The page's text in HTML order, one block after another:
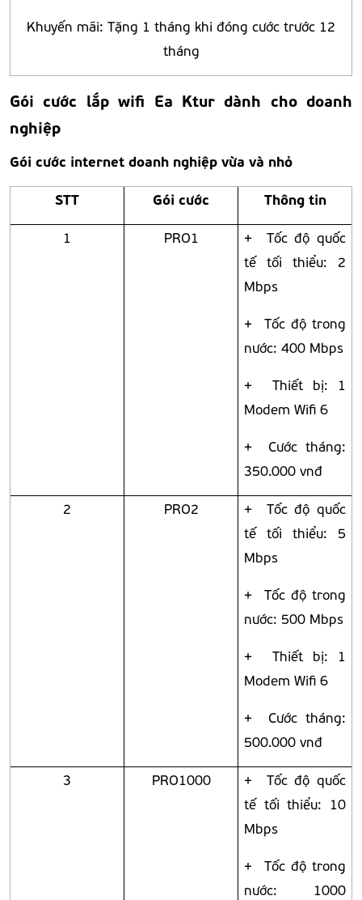
Khuyến mãi: Tặng 1 tháng khi đóng cước trước 12
tháng
Gói cước lắp wifi Ea Ktur dành cho doanh
nghiệp
Gói cước internet doanh nghiệp vừa và nhỏ
STT
Gói cước Thông tin
1 PRO1
+ Tốc độ quốc
tế tối thiểu: 2
Mbps
+ Tốc độ trong
nước: 400 Mbps
+ Thiết bị: 1
Modem Wifi 6
+ Cước tháng:
350.000 vnđ
2 PRO2
+ Tốc độ quốc
tế tối thiểu: 5
Mbps
+ Tốc độ trong
nước: 500 Mbps
+ Thiết bị: 1
Modem Wifi 6
+ Cước tháng:
500.000 vnđ
3 PRO1000
+ Tốc độ quốc
tế tối thiểu: 10
Mbps
+ Tốc độ trong
nước: 1000